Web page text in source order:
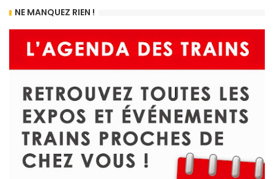
NE MANQUEZ RIEN !